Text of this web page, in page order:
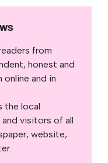
from
honest and
and in
the local
visitors of all
website,